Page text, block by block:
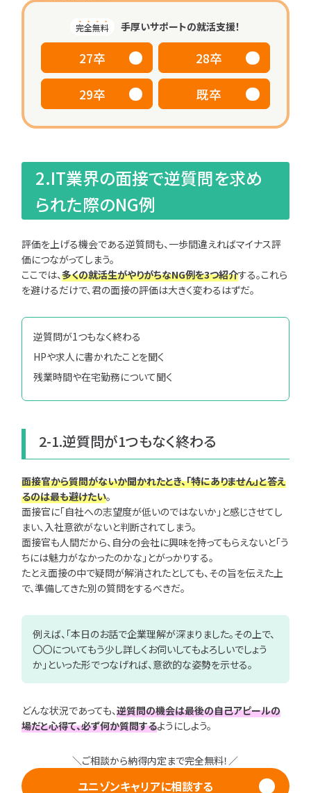
完全無料 手厚いサポートの就活支援！
27卒 28卒
29卒 既卒
2.IT業界の面接で逆質問を求め
られた際のNG例
評価を上げる機会である逆質問も、一歩間違えればマイナス評
価につながってしまう。
ここでは、多くの就活生がやりがちなNG例を3つ紹介する。これら
を避けるだけで、君の面接の評価は大きく変わるはずだ。
逆質問が1つもなく終わる
HPや求人に書かれたことを聞く
残業時間や在宅勤務について聞く
2-1.逆質問が1つもなく終わる
面接官から質問がないか聞かれたとき、「特にありません」と答え
るのは最も避けたい。
面接官に「自社への志望度が低いのではないか」と感じさせてし
まい、入社意欲がないと判断されてしまう。
面接官も人間だから、自分の会社に興味を持ってもらえないと「う
ちには魅力がなかったのかな」とがっかりする。
たとえ面接の中で疑問が解消されたとしても、その旨を伝えた上
で、準備してきた別の質問をするべきだ。
例えば、「本日のお話で企業理解が深まりました。その上で、
〇〇についてもう少し詳しくお伺いしてもよろしいでしょう
か」といった形でつなげれば、意欲的な姿勢を示せる。
どんな状況であっても、逆質問の機会は最後の自己アピールの
場だと心得て、必ず何か質問するようにしよう。
＼ご相談から納得内定まで完全無料！／
ユニゾンキャリアに相談する